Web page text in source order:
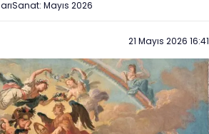
arıSanat: Mayıs 2026
21 Mayıs 2026 16:41